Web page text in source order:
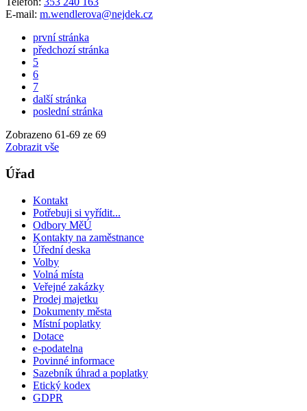
E-mail: m.wendlerova@nejdek.cz
první stránka
předchozí stránka
5
6
7
další stránka
poslední stránka
Zobrazeno 61-69 ze 69
Zobrazit vše
Úřad
Kontakt
Potřebuji si vyřídit...
Odbory MěÚ
Kontakty na zaměstnance
Úřední deska
Volby
Volná místa
Veřejné zakázky
Prodej majetku
Dokumenty města
Místní poplatky
Dotace
e-podatelna
Povinné informace
Sazebník úhrad a poplatky
Etický kodex
GDPR